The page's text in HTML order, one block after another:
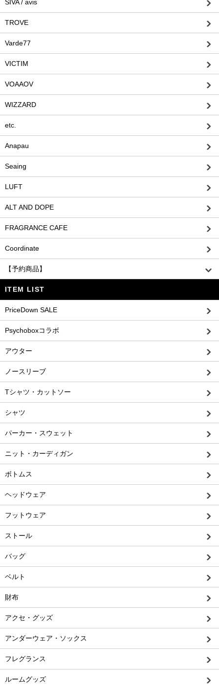
SIVA / avis
TROVE
Varde77
VICTIM
VOAAOV
WIZZARD
etc.
Anapau
Seaing
LUFT
ALT AND DOPE
FRAGRANCE CAFE
Coordinate
【予約商品】
ITEM LIST
PriceDown SALE
Psychoboxコラボ
アウター
ノースリーブ
Tシャツ・カットソー
シャツ
パーカー・スウェット
ニット・カーディガン
ボトムス
ヘッドウェア
フットウェア
ストール
バッグ
ベルト
財布
アクセ・グッズ
アンダーウェア・ソックス
フレグランス
ルームグッズ